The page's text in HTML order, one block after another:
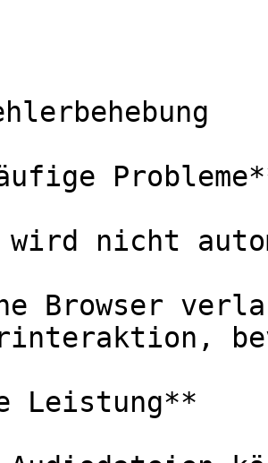
wird nicht
Browser
Leistung**